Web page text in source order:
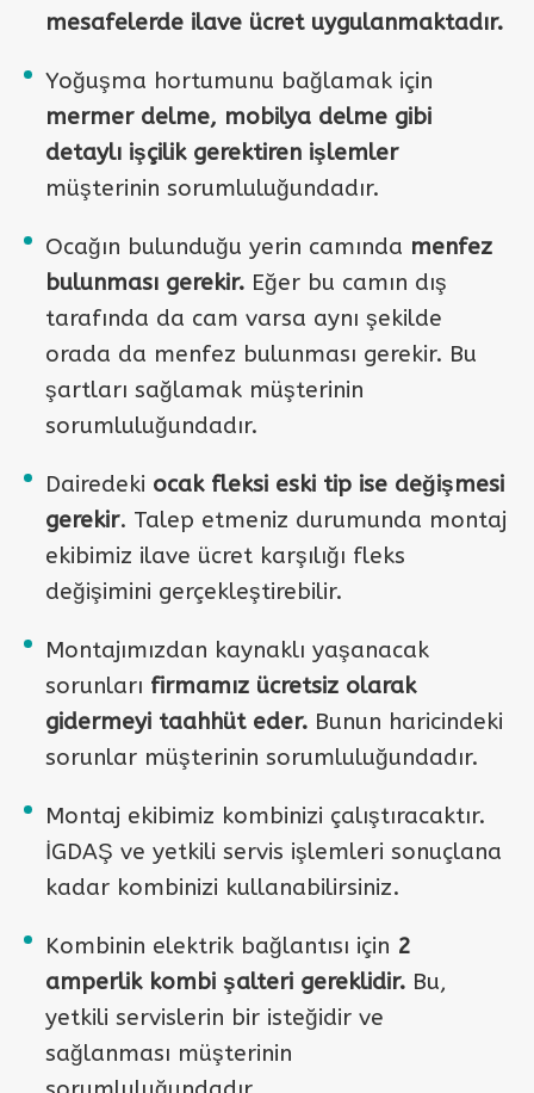
mesafelerde ilave ücret uygulanmaktadır.
Yoğuşma hortumunu bağlamak için
mermer delme, mobilya delme gibi
detaylı işçilik gerektiren işlemler
müşterinin sorumluluğundadır.
Ocağın bulunduğu yerin camında menfez
bulunması gerekir. Eğer bu camın dış
tarafında da cam varsa aynı şekilde
orada da menfez bulunması gerekir. Bu
şartları sağlamak müşterinin
sorumluluğundadır.
Dairedeki ocak fleksi eski tip ise değişmesi
gerekir. Talep etmeniz durumunda montaj
ekibimiz ilave ücret karşılığı fleks
değişimini gerçekleştirebilir.
Montajımızdan kaynaklı yaşanacak
sorunları firmamız ücretsiz olarak
gidermeyi taahhüt eder. Bunun haricindeki
sorunlar müşterinin sorumluluğundadır.
Montaj ekibimiz kombinizi çalıştıracaktır.
İGDAŞ ve yetkili servis işlemleri sonuçlana
kadar kombinizi kullanabilirsiniz.
Kombinin elektrik bağlantısı için 2
amperlik kombi şalteri gereklidir. Bu,
yetkili servislerin bir isteğidir ve
sağlanması müşterinin